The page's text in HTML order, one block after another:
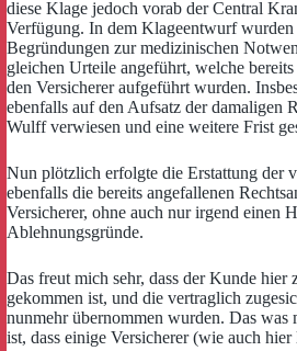
diese Klage jedoch vorab der Central
Verfügung. In dem Klageentwurf wurden
Begründungen zur medizinischen
gleichen Urteile angeführt, welche
den Versicherer aufgeführt wurden.
ebenfalls auf den Aufsatz der damaligen
Wulff verwiesen und eine weitere Frist
Nun plötzlich erfolgte die Erstattung der
ebenfalls die bereits angefallenen
Versicherer, ohne auch nur irgend einen
Ablehnungsgründe.
Das freut mich sehr, dass der Kunde hier
gekommen ist, und die vertraglich
nunmehr übernommen wurden. Das was
ist, dass einige Versicherer (wie auch